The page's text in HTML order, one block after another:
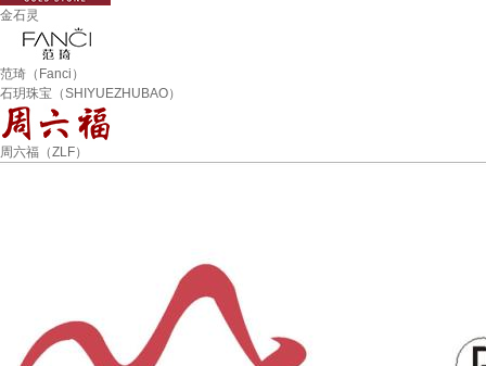
金石灵
范琦（Fanci）
石玥珠宝（SHIYUEZHUBAO）
周六福（ZLF）